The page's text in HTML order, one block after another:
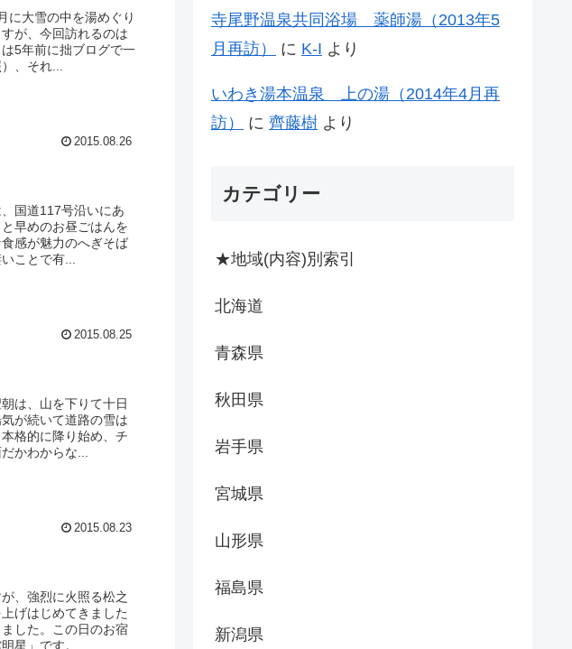
大雪の中を湯めぐり
が、今回訪れるのは
5年前に拙ブログで一
、それ...
2015.08.26
国道117号沿いにあ
早めのお昼ごはんを
感が魅力のへぎそば
ことで有...
2015.08.25
は、山を下りて十日
が続いて道路の雪は
格的に降り始め、チ
かわからな...
2015.08.23
、強烈に火照る松之
げはじめてきました
した。この日のお宿
星」です。...
寺尾野温泉共同浴場 薬師湯（2013年5
月再訪）
に K-I より
いわき湯本温泉 上の湯（2014年4月再
訪）
に 齊藤樹 より
カテゴリー
★地域(内容)別索引
北海道
青森県
秋田県
岩手県
宮城県
山形県
福島県
新潟県